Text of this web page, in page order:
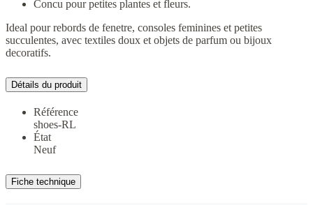
Concu pour petites plantes et fleurs.
Ideal pour rebords de fenetre, consoles feminines et petites
succulentes, avec textiles doux et objets de parfum ou bijoux
decoratifs.
Détails du produit
Référence
shoes-RL
État
Neuf
Fiche technique